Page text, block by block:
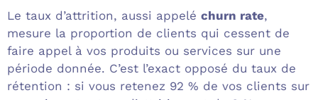
Le taux d’attrition, aussi appelé churn rate,
mesure la proportion de clients qui cessent de
faire appel à vos produits ou services sur une
période donnée. C’est l’exact opposé du taux de
rétention : si vous retenez 92 % de vos clients sur